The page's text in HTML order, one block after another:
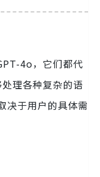
4o，它们都代
理各种复杂的语
决于用户的具体需